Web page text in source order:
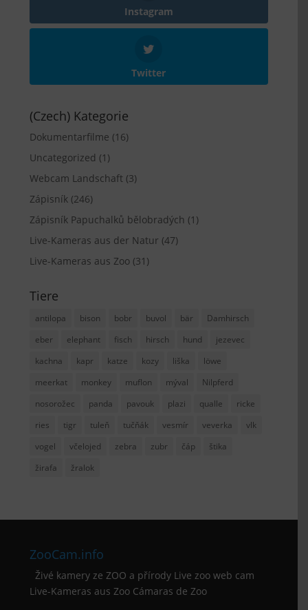
Instagram
Twitter
(Czech) Kategorie
Dokumentarfilme (16)
Uncategorized (1)
Webcam Landschaft (3)
Zápisník (246)
Zápisník Papuchalků bělobradých (1)
Live-Kameras aus der Natur (47)
Live-Kameras aus Zoo (31)
Tiere
antilopa bison bobr buvol bär
Damhirsch
eber
elephant fisch hirsch hund
jezevec
kachna
kapr katze kozy liška
löwe
meerkat
monkey muflon mýval
Nilpferd
nosorožec
panda pavouk plazi qualle
ricke
ries
tigr tuleň tučňák vesmír veverka
vlk
vogel
včelojed zebra zubr čáp
štika
žirafa
žralok
ZooCam.info
Živé kamery ze ZOO a přírody Live zoo web cam
Live-Kameras aus Zoo Cámaras de Zoo